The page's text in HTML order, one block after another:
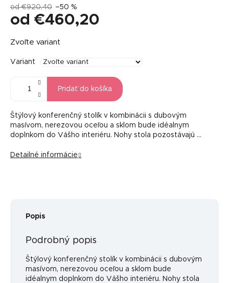
od €920,40 –50 %
od €460,20
cena:
Zvoľte variant
Variant
Pridať do košíka
Štýlový konferenčný stolík v kombinácii s dubovým
masívom, nerezovou oceľou a sklom bude idéalnym
doplnkom do Vášho interiéru. Nohy stola pozostávajú …
Detailné informácie
Popis
Podrobný popis
Štýlový konferenčný stolík v kombinácii s dubovým
masívom, nerezovou oceľou a sklom bude
idéalnym doplnkom do Vášho interiéru. Nohy stola